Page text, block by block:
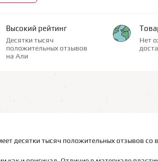
Высокий рейтинг
Десятки тысяч
положительных отзывов
на Али
Нет
десятки тысяч положительных отзывов со